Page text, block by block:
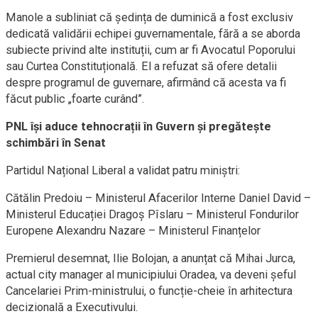
Manole a subliniat că ședința de duminică a fost exclusiv
dedicată validării echipei guvernamentale, fără a se aborda
subiecte privind alte instituții, cum ar fi Avocatul Poporului
sau Curtea Constituțională. El a refuzat să ofere detalii
despre programul de guvernare, afirmând că acesta va fi
făcut public „foarte curând”.
PNL își aduce tehnocrații în Guvern și pregătește
schimbări în Senat
Partidul Național Liberal a validat patru miniștri:
Cătălin Predoiu – Ministerul Afacerilor Interne Daniel David –
Ministerul Educației Dragoș Pîslaru – Ministerul Fondurilor
Europene Alexandru Nazare – Ministerul Finanțelor
Premierul desemnat, Ilie Bolojan, a anunțat că Mihai Jurca,
actual city manager al municipiului Oradea, va deveni șeful
Cancelariei Prim-ministrului, o funcție-cheie în arhitectura
decizională a Executivului.